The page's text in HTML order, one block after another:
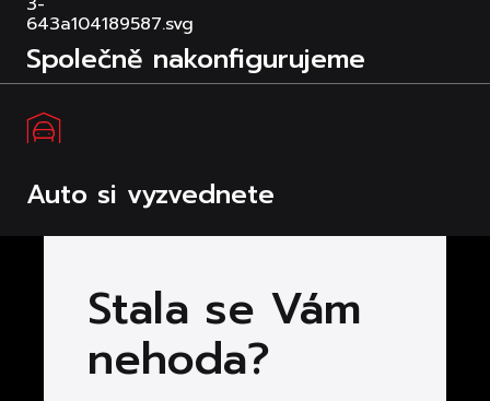
Společně nakonfigurujeme
Auto si vyzvednete
Stala se Vám
nehoda?